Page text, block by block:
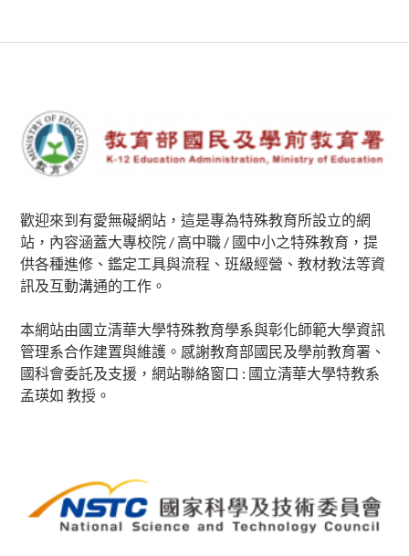
Subsidiary
Sidebar
歡迎來到有愛無礙網站，這是專為特殊教育所設立的網
站，內容涵蓋大專校院 / 高中職 / 國中小之特殊教育，提
供各種進修、鑑定工具與流程、班級經營、教材教法等資
訊及互動溝通的工作。
本網站由國立清華大學特殊教育學系與彰化師範大學資訊
管理系合作建置與維護。感謝教育部國民及學前教育署、
國科會委託及支援，網站聯絡窗口 : 國立清華大學特教系
孟瑛如 教授。